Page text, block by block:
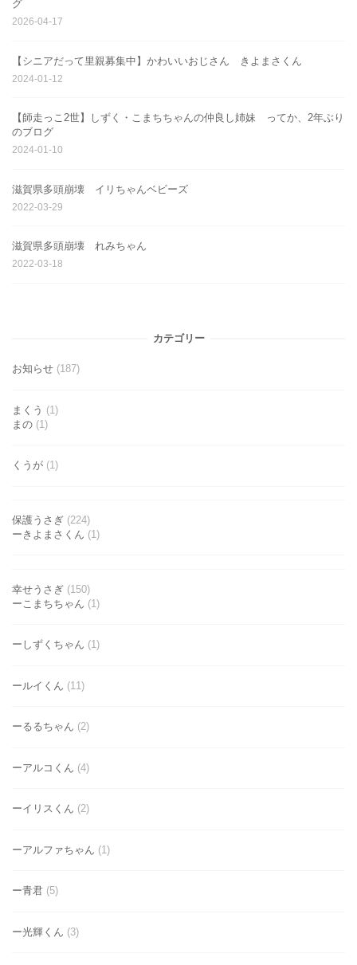
グ
2026-04-17
【シニアだって里親募集中】かわいいおじさん きよまさくん
2024-01-12
【師走っこ2世】しずく・こまちちゃんの仲良し姉妹 ってか、2年ぶり
のブログ
2024-01-10
滋賀県多頭崩壊 イリちゃんベビーズ
2022-03-29
滋賀県多頭崩壊 れみちゃん
2022-03-18
カテゴリー
お知らせ (187)
まくう (1)
まの (1)
くうが (1)
保護うさぎ (224)
ーきよまさくん (1)
幸せうさぎ (150)
ーこまちちゃん (1)
ーしずくちゃん (1)
ールイくん (11)
ーるるちゃん (2)
ーアルコくん (4)
ーイリスくん (2)
ーアルファちゃん (1)
ー青君 (5)
ー光輝くん (3)